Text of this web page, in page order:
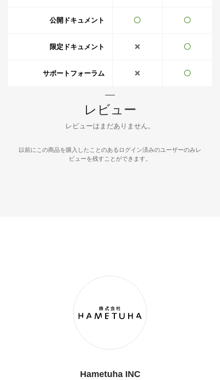
公開ドキュメント
限定ドキュメント
サポートフォーラム
レビュー
レビューはまだありません。
以前にこの商品を購入したことのあるログイン済みのユーザーのみレ
ビューを残すことができます。
Hametuha INC